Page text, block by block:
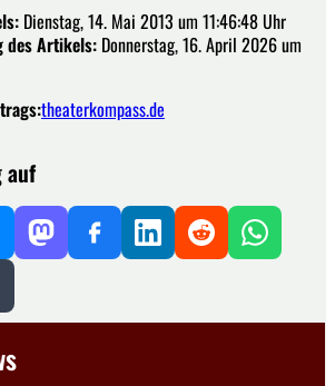
Dienstag, 14. Mai 2013 um 11:46:48 Uhr
des Artikels: Donnerstag, 16. April 2026 um
theaterkompass.de
auf